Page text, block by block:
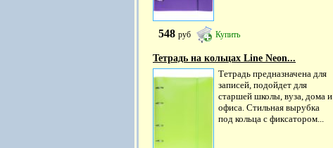
548 руб Купить
Тетрадь на кольцах Line Neon...
Тетрадь предназначена для
записей, подойдет для
старшей школы, вуза, дома и
офиса. Стильная вырубка
под кольца с фиксатором...